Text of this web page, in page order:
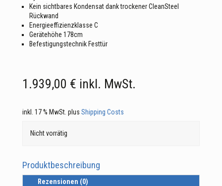
Kein sichtbares Kondensat dank trockener CleanSteel
Rückwand
Energieeffizienzklasse C
Gerätehöhe 178cm
Befestigungstechnik Festtür
1.939,00 € inkl. MwSt.
inkl. 17 % MwSt. plus Shipping Costs
Nicht vorrätig
Produktbeschreibung
Rezensionen (0)